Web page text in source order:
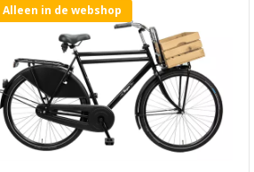
Alleen in de webshop